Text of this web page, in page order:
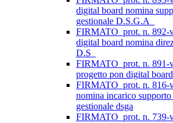
digital board nomina
gestionale D.S.G.A_
FIRMATO_prot. n. 892-
digital board nomina
D.S_
FIRMATO_prot. n. 891-
progetto pon digital
FIRMATO_prot. n. 816-
nomina incarico
gestionale dsga
FIRMATO_prot. n. 739-